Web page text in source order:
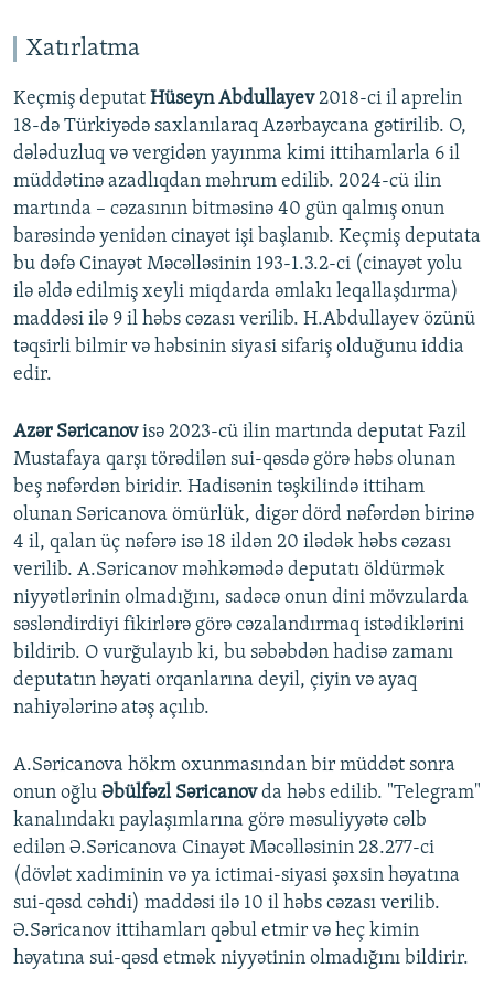
Xatırlatma
Keçmiş deputat Hüseyn Abdullayev2018-ci il aprelin
18-də Türkiyədə saxlanılaraq Azərbaycana gətirilib. O,
dələduzluq və vergidən yayınma kimi ittihamlarla 6 il
müddətinə azadlıqdan məhrum edilib. 2024-cü ilin
martında – cəzasının bitməsinə 40 gün qalmış onun
barəsində yenidən cinayət işi başlanıb. Keçmiş deputata
bu dəfə Cinayət Məcəlləsinin 193-1.3.2-ci (cinayət yolu
ilə əldə edilmiş xeyli miqdarda əmlakı leqallaşdırma)
maddəsi ilə 9 il həbs cəzası verilib. H.Abdullayev özünü
təqsirli bilmir və həbsinin siyasi sifariş olduğunu iddia
edir.
Azər Səricanovisə 2023-cü ilin martında deputat Fazil
Mustafaya qarşı törədilən sui-qəsdə görə həbs olunan
beş nəfərdən biridir. Hadisənin təşkilində ittiham
olunan Səricanova ömürlük, digər dörd nəfərdən birinə
4 il, qalan üç nəfərə isə 18 ildən 20 ilədək həbs cəzası
verilib. A.Səricanov məhkəmədə deputatı öldürmək
niyyətlərinin olmadığını, sadəcə onun dini mövzularda
səsləndirdiyi fikirlərə görə cəzalandırmaq istədiklərini
bildirib. O vurğulayıb ki, bu səbəbdən hadisə zamanı
deputatın həyati orqanlarına deyil, çiyin və ayaq
nahiyələrinə atəş açılıb.
A.Səricanova hökm oxunmasından bir müddət sonra
onun oğlu Əbülfəzl Səricanovda həbs edilib. "Telegram"
kanalındakı paylaşımlarına görə məsuliyyətə cəlb
edilən Ə.Səricanova Cinayət Məcəlləsinin 28.277-ci
(dövlət xadiminin və ya ictimai-siyasi şəxsin həyatına
sui-qəsd cəhdi) maddəsi ilə 10 il həbs cəzası verilib.
Ə.Səricanov ittihamları qəbul etmir və heç kimin
həyatına sui-qəsd etmək niyyətinin olmadığını bildirir.